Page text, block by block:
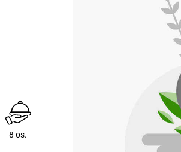
8 os.